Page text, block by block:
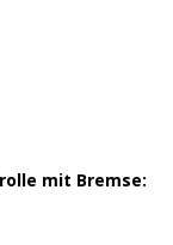
mit Bremse: